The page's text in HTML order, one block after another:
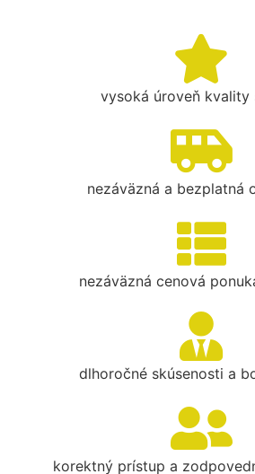
vysoká úroveň kvality
nezáväzná a bezplatná
nezáväzná cenová
dlhoročné skúsenosti a
korektný prístup a